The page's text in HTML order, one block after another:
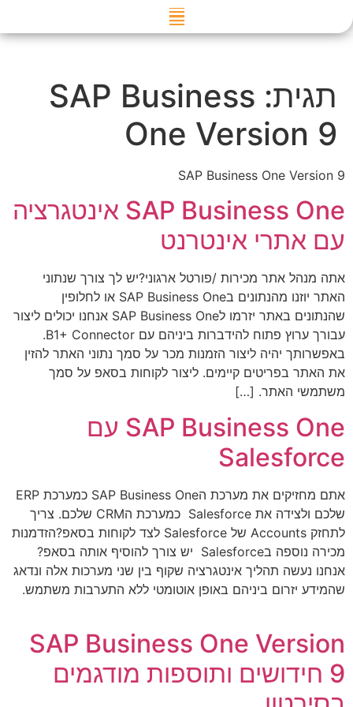
תגית: SAP Business
One Version 9
SAP Business One Version 9
SAP Business One אינטגרציה
עם אתרי אינטרנט
אתה מנהל אתר מכירות /פורטל ארגוני?יש לך צורך שנתוני
האתר יוזנו מהנתונים בSAP Business One או לחלופין
שהנתונים באתר יזרמו לSAP Business One אנחנו יכולים ליצור
עבורך ערוץ פתוח להידברות ביניהם עם B1+ Connector.
באפשרותך יהיה ליצור הזמנות מכר על סמך נתוני האתר להזין
את האתר בפריטים קיימים. ליצור לקוחות בסאפ על סמך
משתמשי האתר. […]
SAP Business One עם
Salesforce
אתם מחזיקים את מערכת הSAP Business One כמערכת ERP
שלכם ולצידה את Salesforce כמערכת הCRM שלכם. צריך
לתחזק Accounts של Salesforce לצד לקוחות בסאפ?הזדמנות
מכירה נוספה בSalesforce יש צורך להוסיף אותה בסאפ?
אנחנו נעשה תהליך אינטגרציה שקוף בין שני מערכות אלה ונדאג
שהמידע יזרום ביניהם באופן אוטומטי ללא התערבות משתמש.
SAP Business One Version
9 חידושים ותוספות מודגמים